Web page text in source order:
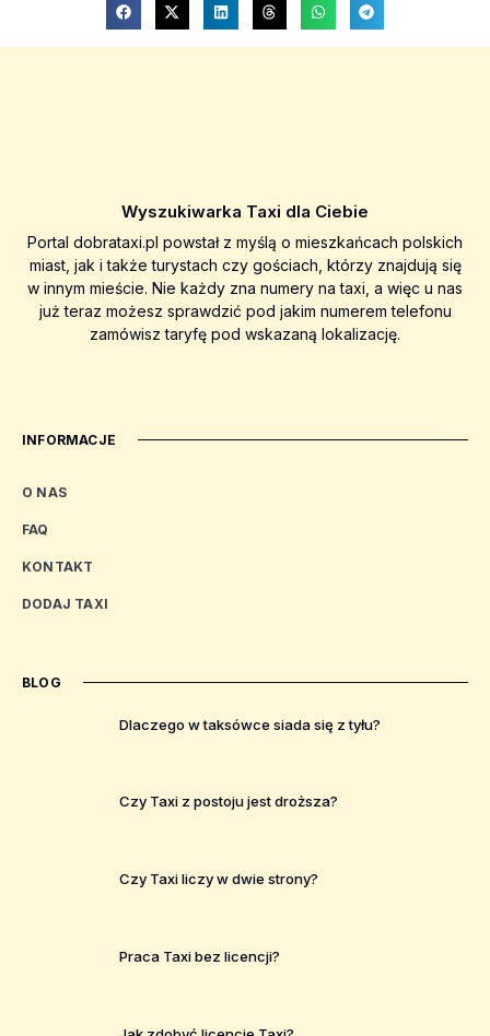
Wyszukiwarka Taxi dla Ciebie
Portal dobrataxi.pl powstał z myślą o mieszkańcach polskich
miast, jak i także turystach czy gościach, którzy znajdują się
w innym mieście. Nie każdy zna numery na taxi, a więc u nas
już teraz możesz sprawdzić pod jakim numerem telefonu
zamówisz taryfę pod wskazaną lokalizację.
INFORMACJE
O NAS
FAQ
KONTAKT
DODAJ TAXI
BLOG
Dlaczego w taksówce siada się z tyłu?
Czy Taxi z postoju jest droższa?
Czy Taxi liczy w dwie strony?
Praca Taxi bez licencji?